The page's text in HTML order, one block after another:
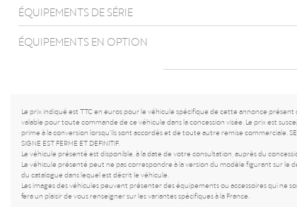
ÉQUIPEMENTS DE SÉRIE
ÉQUIPEMENTS EN OPTION
Le prix indiqué est TTC en euros pour le véhicule spécifique de cette annonce
valable pour toute commande de ce véhicule dans la concession visée. Le prix est
prime à la conversion lorsqu’ils sont accordés et de toute autre remise commerciale.
SIGNE EST FERME ET DEFINITIF.
Le véhicule présenté est disponible, à la date de votre consultation, auprès du
Le véhicule présenté peut ne pas correspondre à la version du modèle figurant sur le
du catalogue dans lequel est décrit le véhicule.
Les images des véhicules peuvent présenter des équipements ou accessoires qui ne
fera un plaisir de vous renseigner sur les variantes spécifiques à la France.